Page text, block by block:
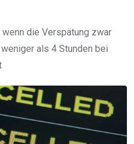
die Verspätung zwar
als 4 Stunden bei